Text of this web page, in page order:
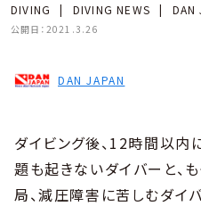
DIVING | DIVING NEWS | DAN
公開日： 2021.3.26
DAN JAPAN
ダイビング後、12時間以内
題も起きないダイバーと、
局、減圧障害に苦しむダイ